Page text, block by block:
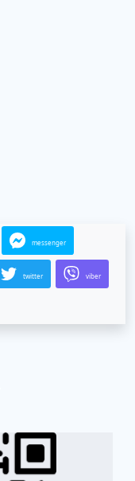
messenger
twitter viber